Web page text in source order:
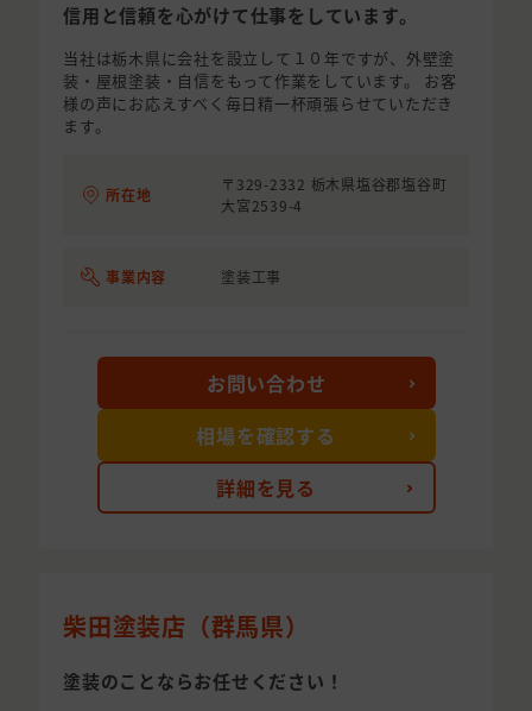
信用と信頼を心がけて仕事をしています。
当社は栃木県に会社を設立して１０年ですが、外壁塗
装・屋根塗装・自信をもって作業をしています。 お客
様の声にお応えすべく毎日精一杯頑張らせていただき
ます。
所在地
〒329-2332 栃木県塩谷郡塩谷町
大宮2539-4
事業内容 塗装工事
詳細を見る
お問い合わせ
相場を確認する
柴田塗装店（群馬県）
塗装のことならお任せください！